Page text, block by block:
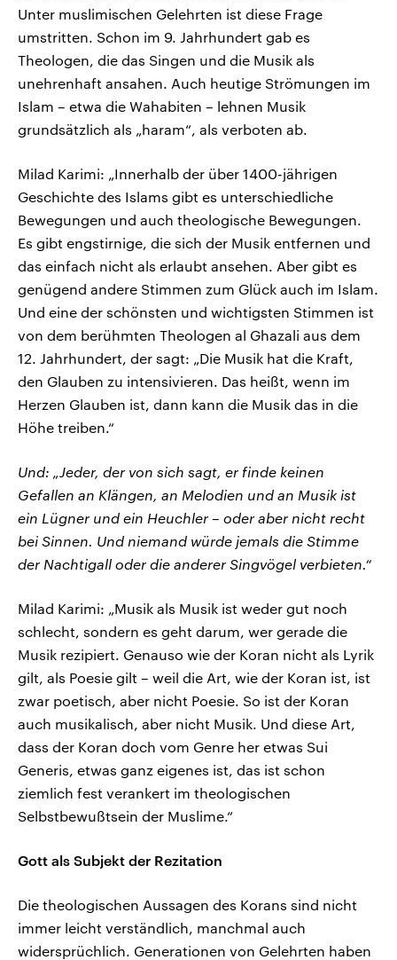
Unter muslimischen Gelehrten ist diese Frage
umstritten. Schon im 9. Jahrhundert gab es
Theologen, die das Singen und die Musik als
unehrenhaft ansahen. Auch heutige Strömungen im
Islam – etwa die Wahabiten – lehnen Musik
grundsätzlich als „haram“, als verboten ab.
Milad Karimi: „Innerhalb der über 1400-jährigen
Geschichte des Islams gibt es unterschiedliche
Bewegungen und auch theologische Bewegungen.
Es gibt engstirnige, die sich der Musik entfernen und
das einfach nicht als erlaubt ansehen. Aber gibt es
genügend andere Stimmen zum Glück auch im Islam.
Und eine der schönsten und wichtigsten Stimmen ist
von dem berühmten Theologen al Ghazali aus dem
12. Jahrhundert, der sagt: „Die Musik hat die Kraft,
den Glauben zu intensivieren. Das heißt, wenn im
Herzen Glauben ist, dann kann die Musik das in die
Höhe treiben.“
Und: „Jeder, der von sich sagt, er finde keinen
Gefallen an Klängen, an Melodien und an Musik ist
ein Lügner und ein Heuchler – oder aber nicht recht
bei Sinnen. Und niemand würde jemals die Stimme
der Nachtigall oder die anderer Singvögel verbieten.“
Milad Karimi: „Musik als Musik ist weder gut noch
schlecht, sondern es geht darum, wer gerade die
Musik rezipiert. Genauso wie der Koran nicht als Lyrik
gilt, als Poesie gilt – weil die Art, wie der Koran ist, ist
zwar poetisch, aber nicht Poesie. So ist der Koran
auch musikalisch, aber nicht Musik. Und diese Art,
dass der Koran doch vom Genre her etwas Sui
Generis, etwas ganz eigenes ist, das ist schon
ziemlich fest verankert im theologischen
Selbstbewußtsein der Muslime.“
Gott als Subjekt der Rezitation
Die theologischen Aussagen des Korans sind nicht
immer leicht verständlich, manchmal auch
widersprüchlich. Generationen von Gelehrten haben